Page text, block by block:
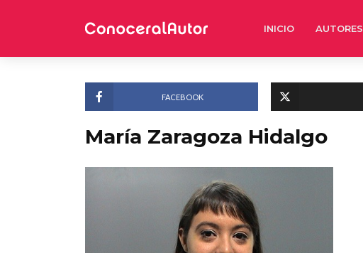
INICIO AUTORES
FACEBOOK
María Zaragoza Hidalgo